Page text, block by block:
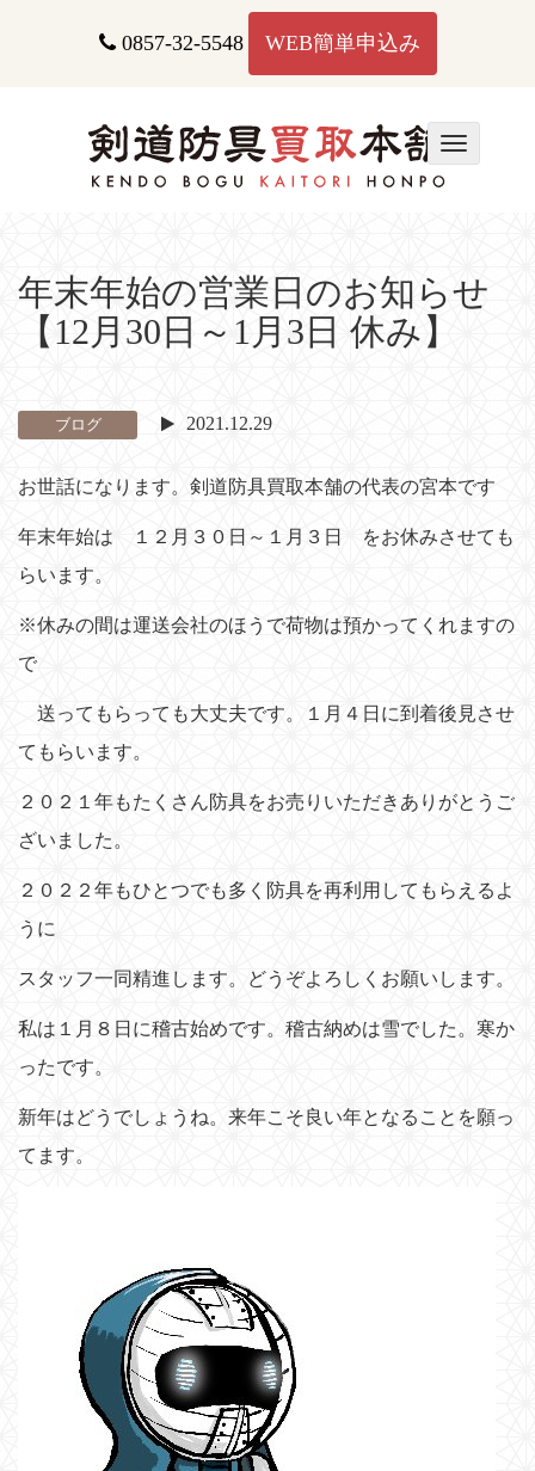
0857-32-5548 WEB簡単申込み
T
n
i
n
年末年始の営業日のお知らせ
【12月30日～1月3日 休み】
ブログ 2021.12.29
お世話になります。剣道防具買取本舗の代表の宮本です
年末年始は １２月３０日～１月３日 をお休みさせても
らいます。
※休みの間は運送会社のほうで荷物は預かってくれますの
で
送ってもらっても大丈夫です。１月４日に到着後見させ
てもらいます。
２０２１年もたくさん防具をお売りいただきありがとうご
ざいました。
２０２２年もひとつでも多く防具を再利用してもらえるよ
うに
スタッフ一同精進します。どうぞよろしくお願いします。
私は１月８日に稽古始めです。稽古納めは雪でした。寒か
ったです。
新年はどうでしょうね。来年こそ良い年となることを願っ
てます。